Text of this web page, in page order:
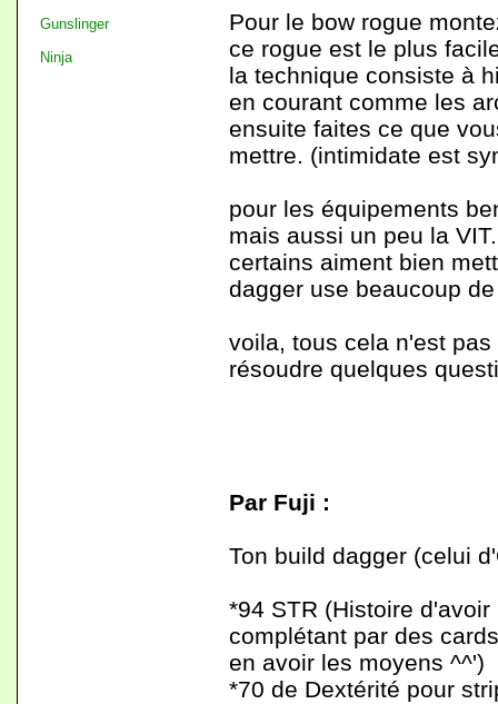
Gunslinger
Ninja
Pour le bow rogue
ce rogue est le plus
la technique consiste à
en courant comme les
ensuite faites ce que
mettre. (intimidate est
pour les équipements
mais aussi un peu la VIT.
certains aiment bien
dagger use beaucoup
voila, tous cela n'est
résoudre quelques
Par Fuji :
Ton build dagger (celui
*94 STR (Histoire
complétant par des
en avoir les moyens ^^')
*70 de Dextérité pour